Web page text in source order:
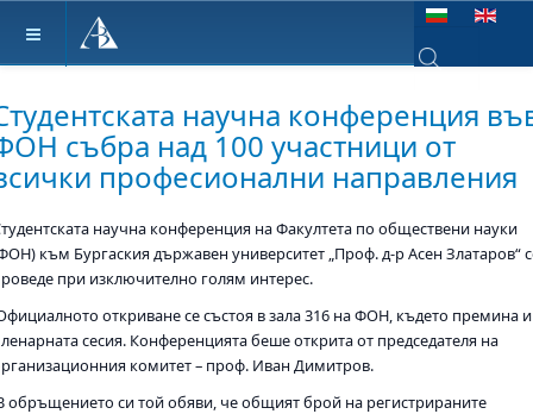
Изберете език
научна конференция
събра над 100 участници от
професионални направления
научна конференция на Факултета по обществени науки
към Бургаския държавен университет „Проф. д-р Асен Златаров“
при изключително голям интерес.
откриване се състоя в зала 316 на ФОН, където премина и
сесия. Конференцията беше открита от председателя на
комитет – проф. Иван Димитров.
обръщението си той обяви, че общият брой на регистрираните